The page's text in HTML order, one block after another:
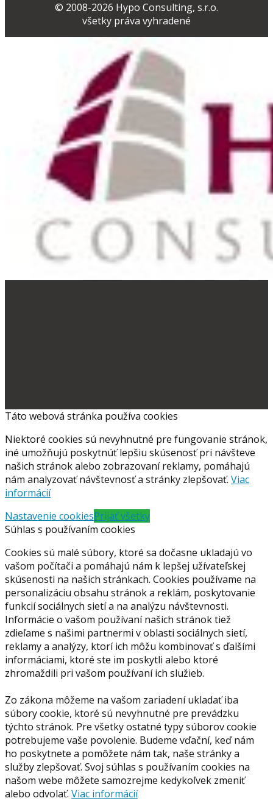
© 2008-2026 Hypo Consulting, s.r.o.
všetky práva vyhradené
Táto webová stránka používa cookies
Niektoré cookies sú nevyhnutné pre fungovanie stránok,
iné umožňujú poskytnúť lepšiu skúsenosť pri návšteve
našich stránok alebo zobrazovaní reklamy, pomáhajú
nám analyzovať návštevnosť a stránky zlepšovať. Viac
informácií
Nastavenie cookiesPrijať všetky
Súhlas s používaním cookies
Cookies sú malé súbory, ktoré sa dočasne ukladajú vo
vašom počítači a pomáhajú nám k lepšej užívateľskej
skúsenosti na našich stránkach. Cookies používame na
personalizáciu obsahu stránok a reklám, poskytovanie
funkcií sociálnych sietí a na analýzu návštevnosti.
Informácie o vašom používaní našich stránok tiež
zdieľame s našimi partnermi v oblasti sociálnych sietí,
reklamy a analýzy, ktorí ich môžu kombinovať s ďalšími
informáciami, ktoré ste im poskytli alebo ktoré
zhromaždili pri vašom používaní ich služieb.
Zo zákona môžeme na vašom zariadení ukladať iba
súbory cookie, ktoré sú nevyhnutné pre prevádzku
týchto stránok. Pre všetky ostatné typy súborov cookie
potrebujeme vaše povolenie. Budeme vďační, keď nám
ho poskytnete a pomôžete nám tak, naše stránky a
služby zlepšovať. Svoj súhlas s používaním cookies na
našom webe môžete samozrejme kedykoľvek zmeniť
alebo odvolať. Viac informácií